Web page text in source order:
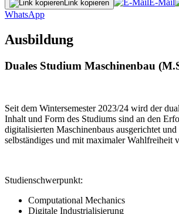
Link kopieren
WhatsApp
Ausbildung
Duales Studium Maschinenbau
Seit dem Wintersemester 2023/24 wird der
Inhalt und Form des Studiums sind an den
digitalisierten Maschinenbaus ausgerichtet und
selbständiges und mit maximaler Wahlfreiheit
Studienschwerpunkt:
Computational Mechanics
Digitale Industrialisierung